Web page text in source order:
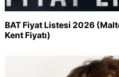
BAT Fiyat Listesi 2026
Kent Fiyatı)